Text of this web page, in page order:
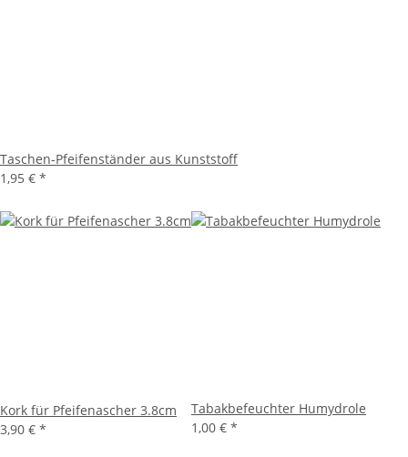
Taschen-Pfeifenständer aus Kunststoff
1,95 € *
Kork für Pfeifenascher 3.8cm
3,90 € *
Tabakbefeuchter Humydrole
1,00 € *